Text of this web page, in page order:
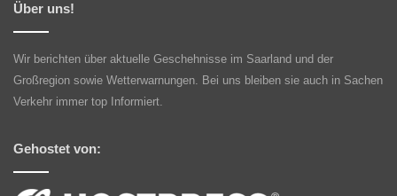
Über uns!
Wir berichten über aktuelle Geschehnisse im Saarland und der
Großregion sowie Wetterwarnungen. Bei uns bleiben sie auch in Sachen
Verkehr immer top Informiert.
Gehostet von: